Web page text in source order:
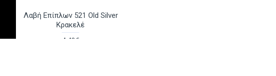
Λαβή Επίπλων 521 Old Silver
Κρακελέ
4.40€